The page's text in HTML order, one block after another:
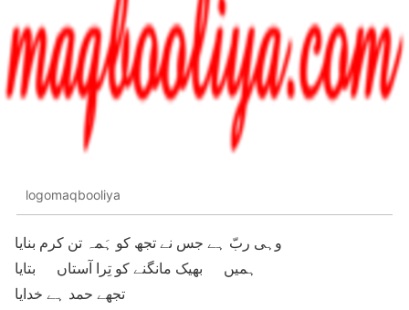
logomaqbooliya
وہی ربّ ہے جس نے تجھ کو ہَمہ تن کرم بنایا
ہمیں بھیک مانگنے کو تِرا آستاں بتایا
تجھے حمد ہے خدایا